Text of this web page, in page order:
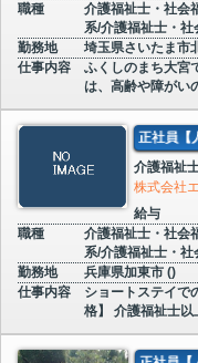
職種
介護福祉士・社会
系/介護福祉士・
勤務地
埼玉県さいたま市
仕事内容
ふくしのまち大宮
は、高齢や障がい
正社員【
介護福祉
株式会社
給与
職種
介護福祉士・社会
系/介護福祉士・
勤務地
兵庫県加東市 ()
仕事内容
ショートステイで
格】 介護福祉士